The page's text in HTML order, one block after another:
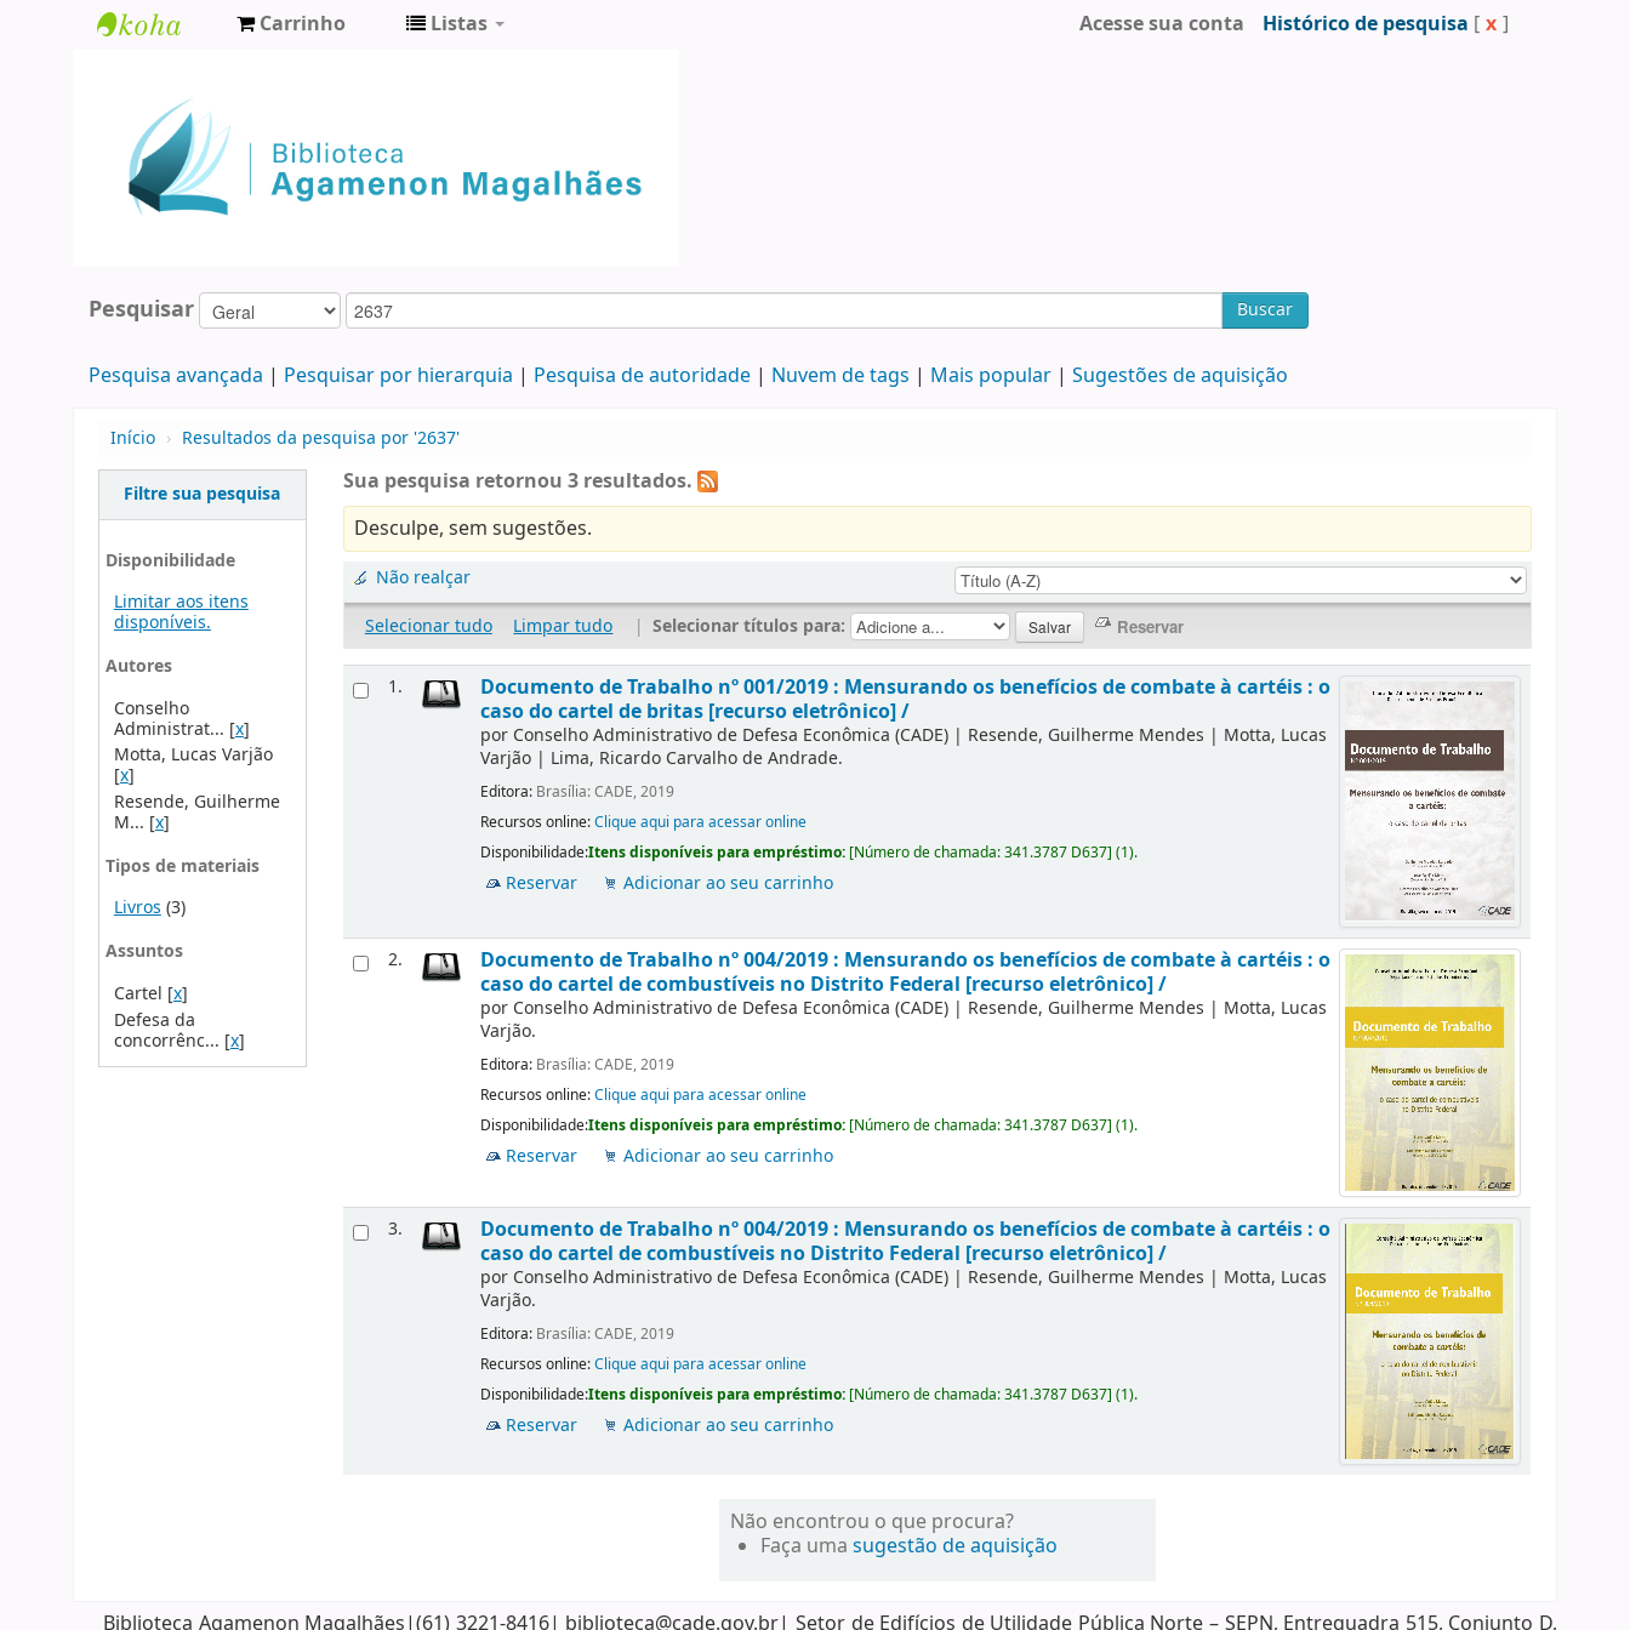
Agamenon
Magalhães
Carrinho Listas Acesse sua conta Histórico de pesquisa [ x ]
Pesquisar Buscar
Pesquisa avançada Pesquisar por hierarquia Pesquisa de autoridade Nuvem de tags Mais popular Sugestões de aquisição
Início › Resultados da pesquisa por '2637'
Filtre sua pesquisa
Disponibilidade
Limitar aos itens
disponíveis.
Autores
Conselho
Administrat... [x]
Motta, Lucas Varjão
[x]
Resende, Guilherme
M... [x]
Tipos de materiais
Livros(3)
Assuntos
Cartel [x]
Defesa da
concorrênc... [x]
Sua pesquisa retornou 3 resultados.
Desculpe, sem sugestões.
Não realçar
Selecionar tudo
Limpar tudo | Selecionar títulos para:
1.
Documento de Trabalho nº 001/2019 : Mensurando os benefícios de combate à cartéis : o
caso do cartel de britas [recurso eletrônico] /
por Conselho Administrativo de Defesa Econômica (CADE) | Resende, Guilherme Mendes | Motta, Lucas
Varjão | Lima, Ricardo Carvalho de Andrade.
Editora: Brasília: CADE, 2019
Recursos online:Clique aqui para acessar online
Disponibilidade:Itens disponíveis para empréstimo: [Número de chamada:341.3787 D637](1).
Reservar Adicionar ao seu carrinho
2.
Documento de Trabalho nº 004/2019 : Mensurando os benefícios de combate à cartéis : o
caso do cartel de combustíveis no Distrito Federal [recurso eletrônico] /
por Conselho Administrativo de Defesa Econômica (CADE) | Resende, Guilherme Mendes | Motta, Lucas
Varjão.
Editora: Brasília: CADE, 2019
Recursos online:Clique aqui para acessar online
Disponibilidade:Itens disponíveis para empréstimo: [Número de chamada:341.3787 D637](1).
Reservar Adicionar ao seu carrinho
3.
Documento de Trabalho nº 004/2019 : Mensurando os benefícios de combate à cartéis : o
caso do cartel de combustíveis no Distrito Federal [recurso eletrônico] /
por Conselho Administrativo de Defesa Econômica (CADE) | Resende, Guilherme Mendes | Motta, Lucas
Varjão.
Editora: Brasília: CADE, 2019
Recursos online:Clique aqui para acessar online
Disponibilidade:Itens disponíveis para empréstimo: [Número de chamada:341.3787 D637](1).
Reservar Adicionar ao seu carrinho
Não encontrou o que procura?
Faça uma sugestão de aquisição